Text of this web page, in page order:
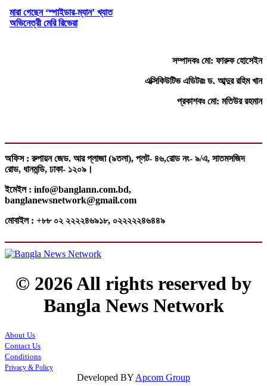
মারা গেছেন ‘স্পাইডার-ম্যান’ খ্যাত
অভিনেত্রী মেরি রিভেরা
সম্পাদকঃ মো: ফারুক হোসেইন
এক্সিকিউটিভ এডিটরঃ ড. আব্দুর রহিম খান
প্রকাশকঃ মো: মতিউর রহমান
অফিস : রুপায়ন জেড. আর প্লাজা (৯তলা), প্লট- ৪৬,রোড নং- ৯/এ, সাতমসজিদ
রোড, ধানমন্ডি, ঢাকা- ১২০৯।
ইমেইল : info@banglann.com.bd,
banglanewsnetwork@gmail.com
মোবাইল : +৮৮ ০২ ২২২২৪৬৯১৮, ০২২২২২৪৬৪৪৯
© 2026 All rights reserved by
Bangla News Network
About Us
Contact Us
Conditions
Privacy & Policy
Developed BY Apcom Group